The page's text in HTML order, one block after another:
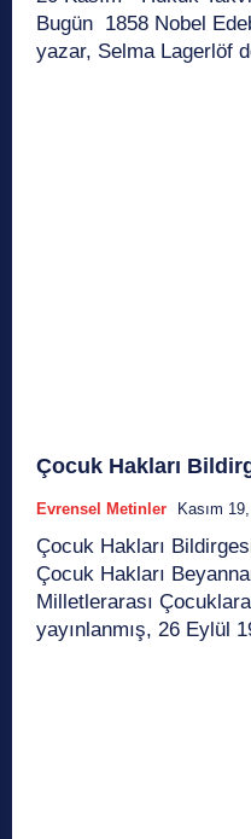
Bugün 1858 Nobel Edebiyat Ödülü sahibi İsveçli
yazar, Selma Lagerlöf
Çocuk Hakları
Evrensel Metinler Kasım
Çocuk Hakları
Çocuk Hakları
Milletlerarası
yayınlanmış, 26 Eylül